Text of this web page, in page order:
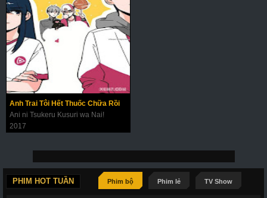
Anh Trai Tôi Hết Thuốc Chữa Rồi
Ani ni Tsukeru Kusuri wa Nai!
2017
PHIM HOT TUẦN Phim bộ Phim lẻ TV Show